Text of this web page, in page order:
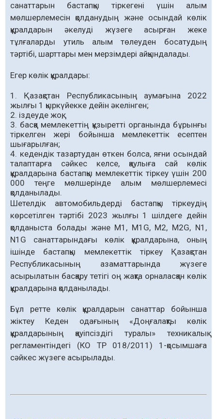
санаттарын бастапқы тіркегені үшін алым
мөлшерлемесін қолданудың және осындай көлік
құралдарын әкелуді жүзеге асырған жеке
тұлғаларды утиль алым төлеуден босатудың
тәртібі, шарттары мен мерзімдері айқындалады.
Егер көлік құралдары:
Қазақстан Республикасының аумағына 2022
жылғы 1 қыркүйекке дейін әкелінген;
іздеуде жоқ;
басқа мемлекеттің құзыретті органында бұрынғы
тіркелген жері бойынша мемлекеттік есептен
шығарылған;
кедендік тазартудан өткен болса, яғни осындай
талаптарға сәйкес келсе, қаулыға сай көлік
құралдарына бастапқы мемлекеттік тіркеу үшін 200
000 теңге мөлшерінде алым мөлшерлемесі
қолданылады.
Шетелдік автомобильдерді бастапқы тіркеудің
көрсетілген тәртібі 2023 жылғы 1 шілдеге дейін
қолданыста болады және М1, M1G, M2, M2G, N1,
N1G санаттарындағы көлік құралдарына, оның
ішінде бастапқы мемлекеттік тіркеу Қазақстан
Республикасының азаматтарында жүзеге
асырылатын басқару тетігі оң жақта орналасқан көлік
құралдарына қолданылады.
Бұл ретте көлік құралдарын санаттар бойынша
жіктеу Кеден одағының «Доңғалақты көлік
құралдарының қауіпсіздігі туралы» техникалық
регламентіндегі (КО ТР 018/2011) 1-қосымшаға
сәйкес жүзеге асырылады.